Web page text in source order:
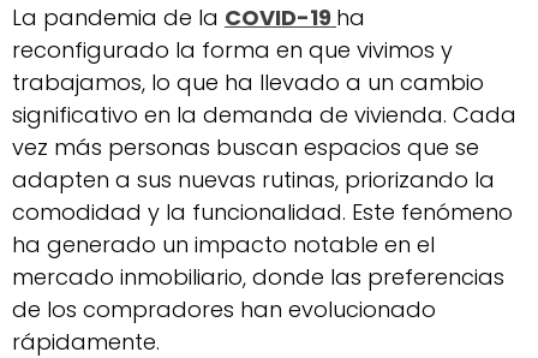
La pandemia de la COVID-19 ha
reconfigurado la forma en que vivimos y
trabajamos, lo que ha llevado a un cambio
significativo en la demanda de vivienda. Cada
vez más personas buscan espacios que se
adapten a sus nuevas rutinas, priorizando la
comodidad y la funcionalidad. Este fenómeno
ha generado un impacto notable en el
mercado inmobiliario, donde las preferencias
de los compradores han evolucionado
rápidamente.